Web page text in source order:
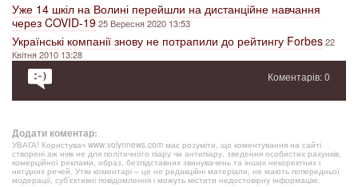
Уже 14 шкіл на Волині перейшли на дистанційне навчання
через COVID-1925 Вересня 2020 13:53
Українські компанії знову не потрапили до рейтингу Forbes22
Квітня 2010 13:28
Коментарів: 0
Додати коментар:
УВАГА! Користувач www.volynnews.com має розуміти, що коментування на сайті
створені аж ніяк не для політичного піару чи антипіару, зведення особистих рахунків,
комерційної реклами, образ, безпідставних звинувачень та інших некоректних і
негідних речей. Утім коментарі – це не редакційні матеріали, не мають попередньої
модерації, суб’єктивні повідомлення і можуть містити недостовірну інформацію.